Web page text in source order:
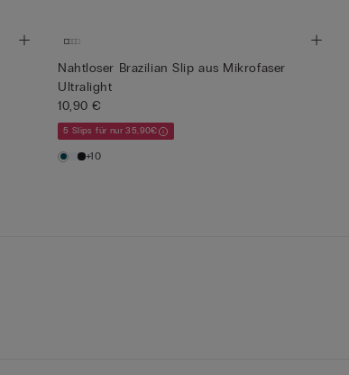
Nahtloser Brazilian Slip aus Mikrofaser
Ultralight
10,90 €
5 Slips für nur 35,90€
+10